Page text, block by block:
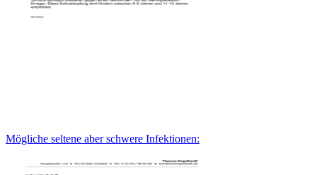
Mögliche seltene aber schwere Infektionen: